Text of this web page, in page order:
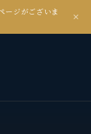
ージがございま